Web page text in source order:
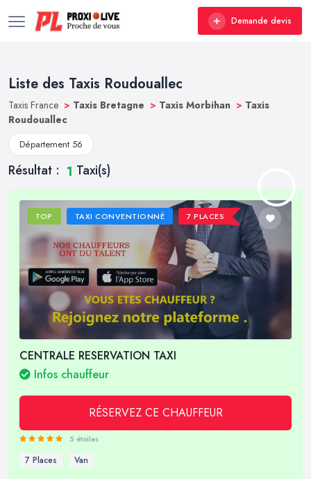
Demande devis
Liste des Taxis Roudouallec
Taxis France > Taxis Bretagne > Taxis Morbihan > Taxis
Roudouallec
Département 56
Résultat : 1 Taxi(s)
TOP TAXI CONVENTIONNÉ 7 PLACES
CENTRALE RESERVATION TAXI
Infos chauffeur
RÉSERVEZ CE CHAUFFEUR
5 étoiles
7 Places Van